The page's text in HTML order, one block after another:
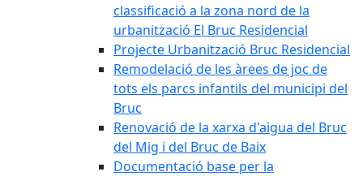
classificació a la zona nord de la
urbanització El Bruc Residencial
Projecte Urbanització Bruc Residencial
Remodelació de les àrees de joc de
tots els parcs infantils del municipi del
Bruc
Renovació de la xarxa d'aigua del Bruc
del Mig i del Bruc de Baix
Documentació base per la